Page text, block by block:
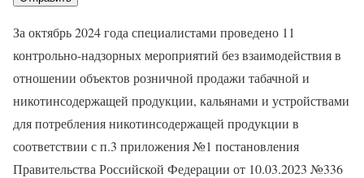
За октябрь 2024 года специалистами проведено 11
контрольно-надзорных мероприятий без взаимодействия в
отношении объектов розничной продажи табачной и
никотинсодержащей продукции, кальянами и устройствами
для потребления никотинсодержащей продукции в
соответствии с п.3 приложения №1 постановления
Правительства Российской Федерации от 10.03.2023 №336